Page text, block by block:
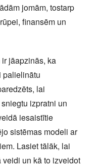
jomām, tostarp
finansēm un
jāapzinās, ka
palielinātu
lai
izpratni un
iesaistītie
sistēmas modeli ar
Lasiet tālāk, lai
veidi un kā to izveidot